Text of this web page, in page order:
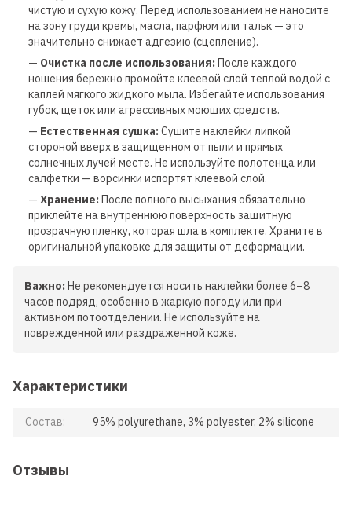
чистую и сухую кожу. Перед использованием не наносите
на зону груди кремы, масла, парфюм или тальк — это
значительно снижает адгезию (сцепление).
— Очистка после использования: После каждого
ношения бережно промойте клеевой слой теплой водой с
каплей мягкого жидкого мыла. Избегайте использования
губок, щеток или агрессивных моющих средств.
— Естественная сушка:Сушите наклейки липкой
стороной вверх в защищенном от пыли и прямых
солнечных лучей месте. Не используйте полотенца или
салфетки — ворсинки испортят клеевой слой.
— Хранение: После полного высыхания обязательно
приклейте на внутреннюю поверхность защитную
прозрачную пленку, которая шла в комплекте. Храните в
оригинальной упаковке для защиты от деформации.
Важно: Не рекомендуется носить наклейки более 6–8
часов подряд, особенно в жаркую погоду или при
активном потоотделении. Не используйте на
поврежденной или раздраженной коже.
Характеристики
Состав: 95% polyurethane, 3% polyester, 2% silicone
Отзывы